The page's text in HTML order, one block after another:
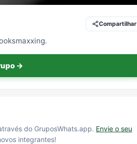
Compartilhar
→
do GruposWhats.app. Envie o seu
integrantes!